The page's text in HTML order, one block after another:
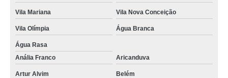
venda de aquecedor bosch gwh 500 Parque São Rafael
onde vende aquecedor de passagem orbis Vila Matilde
comprar aquecedor komeco 22 litros Viela Esperança
aquecedor komeco ko 1200 preço Moema
onde comprar aquecedor rinnai 20 litros Liberdade
Vila Mariana Vila Nova Conceição
Vila Olímpia Água Branca
Água Rasa
Anália Franco
Aricanduva
Artur Alvim Belém